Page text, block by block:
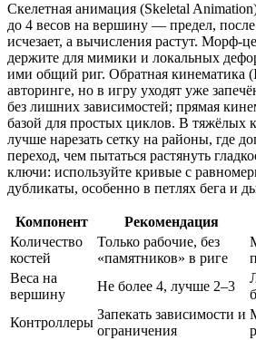
Скелетная анимация (Skeletal
до 4 весов на вершину — предел, после
исчезает, а вычисления растут.
держите для мимики и локальных
ими общий риг. Обратная кинематика
авторинге, но в игру уходят уже
без лишних зависимостей; прямая
базой для простых циклов. В тяжёлых
лучше нарезать сетку на районы, где
переход, чем пытаться растянуть
ключи: используйте кривые с
дубликаты, особенно в петлях бега и
Компонент Рекомендация
Количество
костей
Только рабочие, без
«памятников» в риге
Веса на
вершину
Не более 4, лучше 2–3
Контроллеры
Запекать зависимости и
ограничения